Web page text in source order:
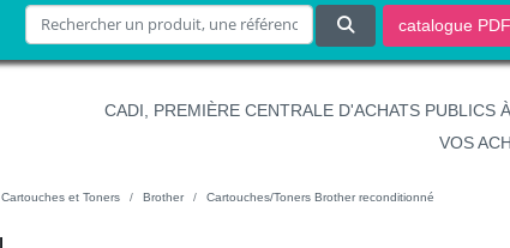
catalogue PDF
CADI, PREMIÈRE CENTRALE D'ACHATS PUBLICS
VOS
Cartouches et Toners Brother Cartouches/Toners Brother reconditionné